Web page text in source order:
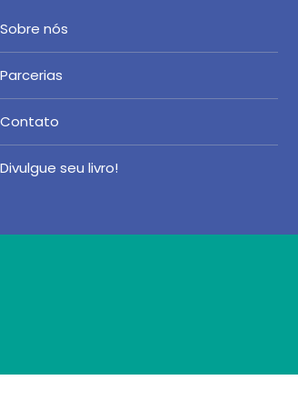
Sobre nós
Parcerias
Contato
Divulgue seu livro!